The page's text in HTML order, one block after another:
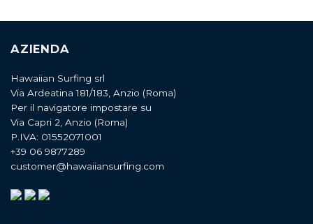
AZIENDA
Hawaiian Surfing srl
Via Ardeatina 181/183, Anzio (Roma)
Per il navigatore impostare su
Via Capri 2, Anzio (Roma)
P.IVA: 01552071001
+39 06 9877289
customer@hawaiiansurfing.com